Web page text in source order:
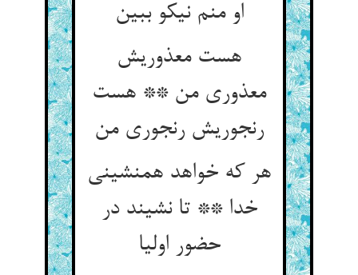
او منم نیکو ببین‏
هست معذوریش
معذوری من ** هست
رنجوریش رنجوری من‏
هر که خواهد همنشینی
خدا ** تا نشیند در
حضور اولیا